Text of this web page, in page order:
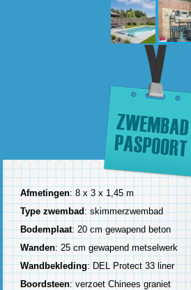
Afmetingen: 8 x 3 x 1,45 m
Type zwembad: skimmerzwembad
Bodemplaat: 20 cm gewapend beton
Wanden: 25 cm gewapend metselwerk
Wandbekleding: DEL Protect 33 liner
Boordsteen: verzoet Chinees graniet